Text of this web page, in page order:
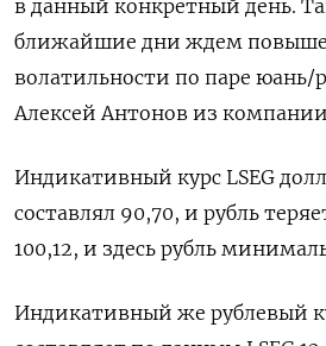
в данный конкретный день.
ближайшие дни ждем
волатильности по паре юань/
Алексей Антонов из
Индикативный курс LSEG
составлял 90,70, и рубль
100,12, и здесь рубль
Индикативный же рублевый